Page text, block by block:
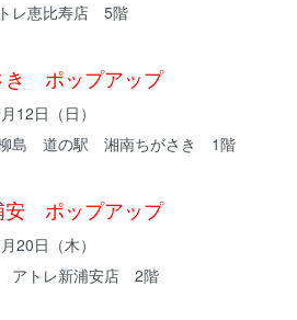
レ恵比寿店 5階
ポップアップ
12日（日）
柳島 道の駅 湘南ちがさき 1階
安 ポップアップ
20日（木）
アトレ新浦安店 2階